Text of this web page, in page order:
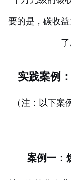
要的是，碳收
实践案例
（注：以下
案例一：